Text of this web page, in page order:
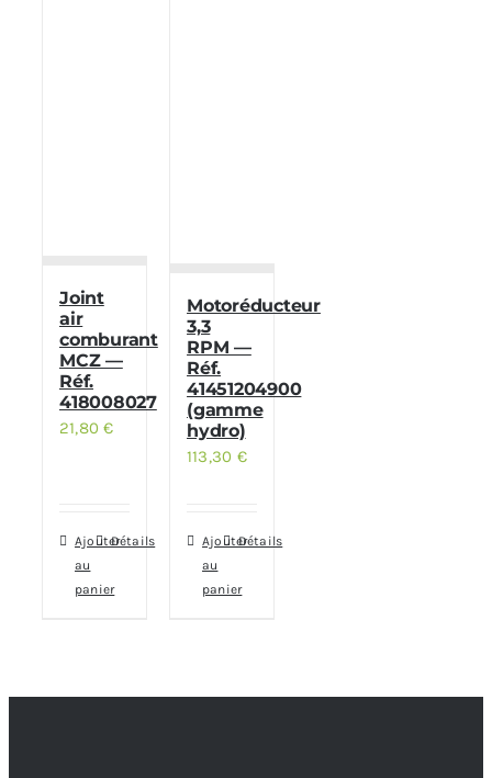
Joint
air
comburant
MCZ —
Réf.
418008027
21,80€
Ajouter
au
panier
Détails
Motoréducteur
3,3
RPM —
Réf.
41451204900
(gamme
hydro)
113,30 €
Ajouter
au
panier
Détails